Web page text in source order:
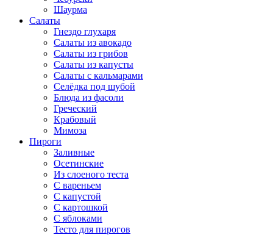
Шаурма
Салаты
Гнездо глухаря
Салаты из авокадо
Салаты из грибов
Салаты из капусты
Салаты с кальмарами
Селёдка под шубой
Блюда из фасоли
Греческий
Крабовый
Мимоза
Пироги
Заливные
Осетинские
Из слоеного теста
С вареньем
С капустой
С картошкой
С яблоками
Тесто для пирогов